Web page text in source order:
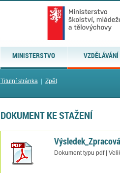
MINISTERSTVO VZDĚLÁVÁNÍ
Titulní stránka| Zpět
DOKUMENT KE STAŽENÍ
Dokument typu pdf |